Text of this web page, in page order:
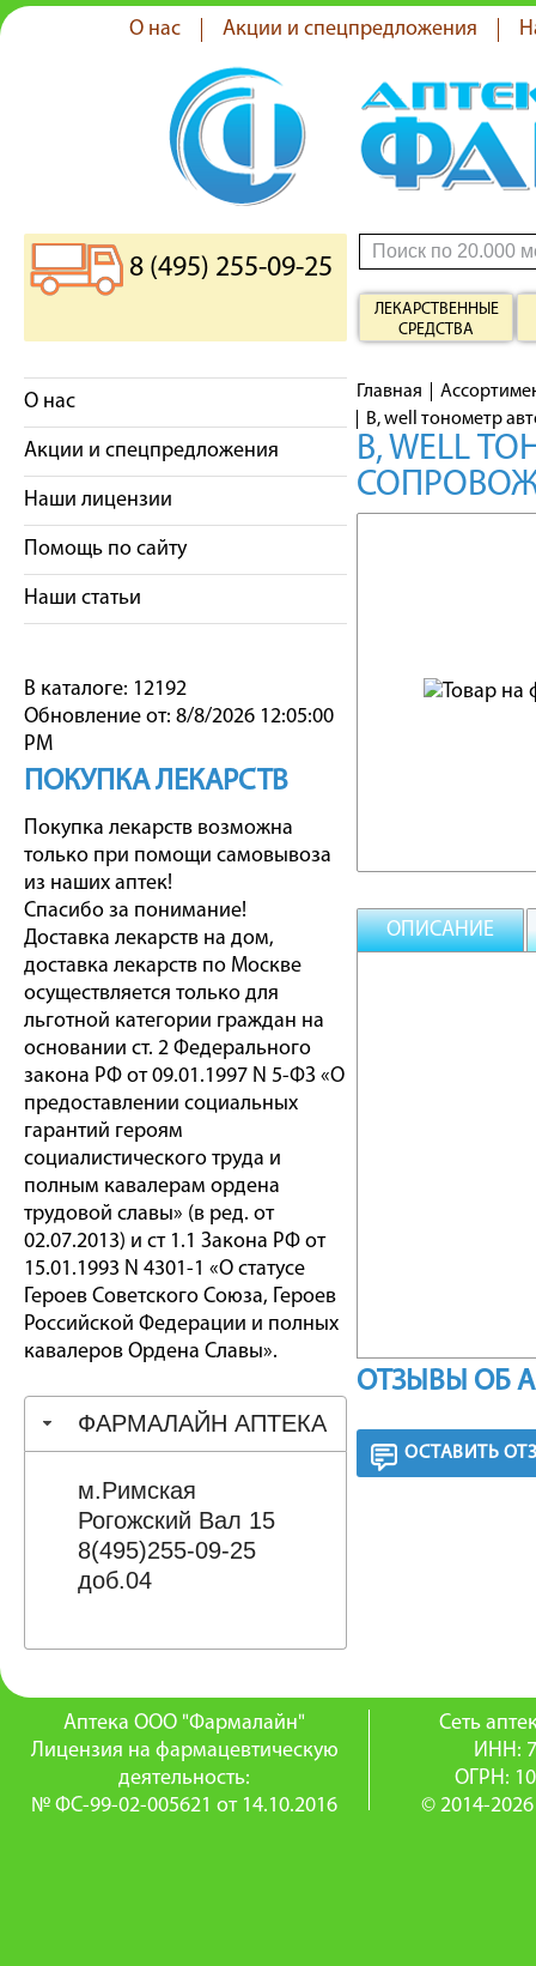
О нас Акции и спецпредложения
8 (495) 255-09-25
ЛЕКАРСТВЕННЫЕ
СРЕДСТВА
О нас
Акции и спецпредложения
Наши лицензии
Помощь по сайту
Наши статьи
В каталоге: 12192
Обновление от: 8/8/2026 12:05:00
PM
ПОКУПКА ЛЕКАРСТВ
Покупка лекарств возможна
только при помощи самовывоза
из наших аптек!
Спасибо за понимание!
Доставка лекарств на дом,
доставка лекарств по Москве
осуществляется только для
льготной категории граждан на
основании ст. 2 Федерального
закона РФ от 09.01.1997 N 5-ФЗ «О
предоставлении социальных
гарантий героям
социалистического труда и
полным кавалерам ордена
трудовой славы» (в ред. от
02.07.2013) и ст 1.1 Закона РФ от
15.01.1993 N 4301-1 «О статусе
Героев Советского Союза, Героев
Российской Федерации и полных
кавалеров Ордена Славы».
ФАРМАЛАЙН АПТЕКА
м.Римская
Рогожский Вал 15
8(495)255-09-25
доб.04
Главная
B, well тонометр
B, WELL
ОПИСАНИЕ
ОТЗЫВЫ ОБ
ОСТАВИТЬ
Аптека ООО "Фармалайн"
Лицензия на фармацевтическую
деятельность:
№ ФС-99-02-005621 от 14.10.2016
Сеть
ИНН:
ОГРН:
© 2014-